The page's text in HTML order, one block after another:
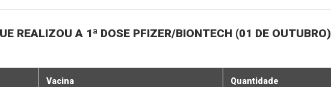
REALIZOU A 1ª DOSE PFIZER/BIONTECH (01 DE OUTUBRO)
Vacina Quantidade